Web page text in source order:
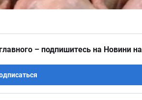
– подпишитесь на Новини на